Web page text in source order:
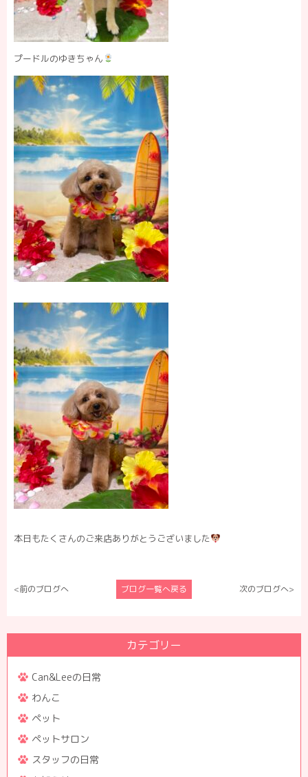
プードルのゆきちゃん
本日もたくさんのご来店ありがとうございました
<前のブログへ ブログ一覧へ戻る 次のブログへ>
カテゴリー
Can&Leeの日常
わんこ
ペット
ペットサロン
スタッフの日常